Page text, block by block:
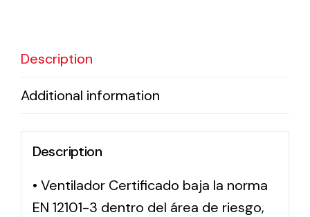
Description
Additional information
Description
• Ventilador Certificado baja la norma
EN 12101-3 dentro del área de riesgo,